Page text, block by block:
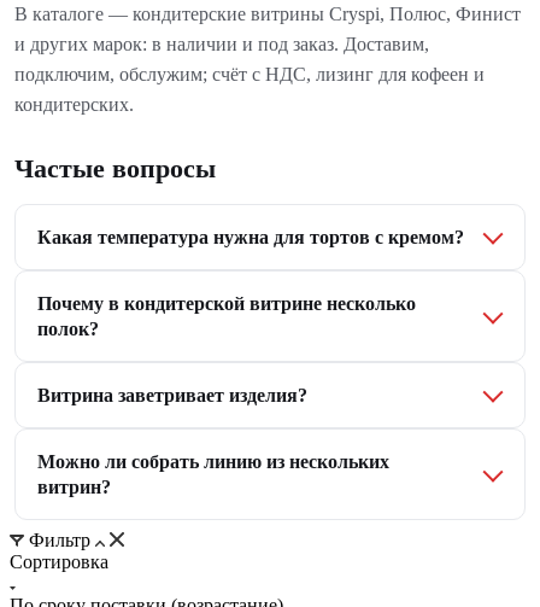
В каталоге — кондитерские витрины Cryspi, Полюс, Финист
и других марок: в наличии и под заказ. Доставим,
подключим, обслужим; счёт с НДС, лизинг для кофеен и
кондитерских.
Частые вопросы
Какая температура нужна для тортов с кремом?
Почему в кондитерской витрине несколько
полок?
Витрина заветривает изделия?
Можно ли собрать линию из нескольких
витрин?
Фильтр
Сортировка